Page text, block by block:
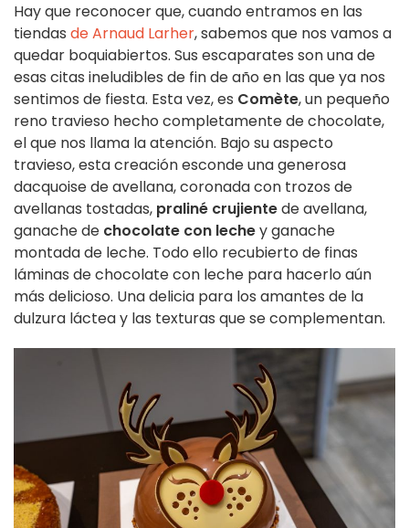
Hay que reconocer que, cuando entramos en las
tiendas de Arnaud Larher, sabemos que nos vamos a
quedar boquiabiertos. Sus escaparates son una de
esas citas ineludibles de fin de año en las que ya nos
sentimos de fiesta. Esta vez, es Comète, un pequeño
reno travieso hecho completamente de chocolate,
el que nos llama la atención. Bajo su aspecto
travieso, esta creación esconde una generosa
dacquoise de avellana, coronada con trozos de
avellanas tostadas, praliné crujientede avellana,
ganache de chocolate con lechey ganache
montada de leche. Todo ello recubierto de finas
láminas de chocolate con leche para hacerlo aún
más delicioso. Una delicia para los amantes de la
dulzura láctea y las texturas que se complementan.